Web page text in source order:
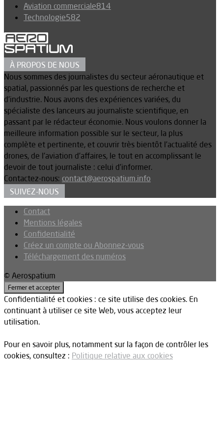
Aviation commerciale814
Technologie582
À PROPOS DE NOUS
Nous sommes des journalistes du secteur aéronautique et
spatial, passionnés par les questions de recherche et
d’industrie. Nous avons des expériences variées, du
spécialiste des lanceurs au journaliste scientifique, en
passant par le rédacteur économie. Nous voulons donner la
meilleure information possible sur le secteur, la plus
complète et pertinente, et couvrir très bientôt l’actualité des
drones, de l’aviation d’affaires, le tout en accomplissant le
devoir de tout journaliste : celui d’informer.
Contactez-nous: contact@aerospatium.info
SUIVEZ-NOUS
Contact
Mentions légales
Confidentialité
Créez un compte ou Abonnez-vous
Téléchargement des numéros
© Aerospatium
Confidentialité et cookies : ce site utilise des cookies. En
continuant à utiliser ce site Web, vous acceptez leur
utilisation.
Pour en savoir plus, notamment sur la façon de contrôler les
cookies, consultez : Politique relative aux cookies